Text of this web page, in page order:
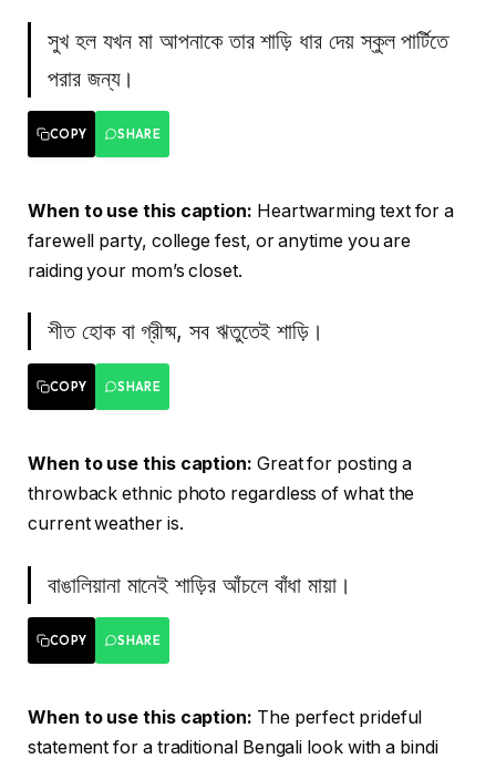
সুখ হল যখন মা আপনাকে তার শাড়ি ধার দেয় স্কুল পার্টিতে
পরার জন্য।
COPY SHARE
When to use this caption: Heartwarming text for a
farewell party, college fest, or anytime you are
raiding your mom’s closet.
শীত হোক বা গ্রীষ্ম, সব ঋতুতেই শাড়ি।
COPY SHARE
When to use this caption: Great for posting a
throwback ethnic photo regardless of what the
current weather is.
বাঙালিয়ানা মানেই শাড়ির আঁচলে বাঁধা মায়া।
COPY SHARE
When to use this caption: The perfect prideful
statement for a traditional Bengali look with a bindi